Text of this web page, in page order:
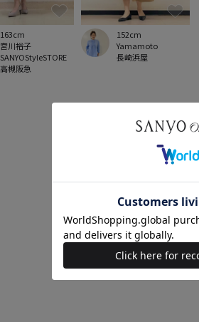
SANYOStyleSTORE
高槻阪急
宮川裕子
163cm
長崎浜屋
Yamamoto
152cm